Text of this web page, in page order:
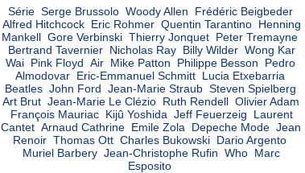
Série Serge Brussolo Woody Allen
Frédéric Beigbeder
Alfred Hitchcock
Eric Rohmer Quentin Tarantino
Henning
Mankell
Gore Verbinski Thierry Jonquet
Peter Tremayne
Bertrand Tavernier
Nicholas Ray Billy Wilder Wong Kar
Wai
Pink Floyd Air Mike Patton Philippe Besson
Pedro
Almodovar
Eric-Emmanuel Schmitt
Lucia Etxebarria
Beatles John Ford Jean-Marie Straub Steven Spielberg
Art Brut Jean-Marie Le Clézio Ruth Rendell
Olivier Adam
François Mauriac
Kijû Yoshida Jeff Feuerzeig
Laurent
Cantet Arnaud Cathrine Emile Zola Depeche Mode Jean
Renoir Thomas Ott Charles Bukowski
Dario Argento
Muriel Barbery Jean-Christophe Rufin Who
Marc
Esposito